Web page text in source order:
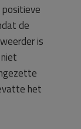
de
is
het